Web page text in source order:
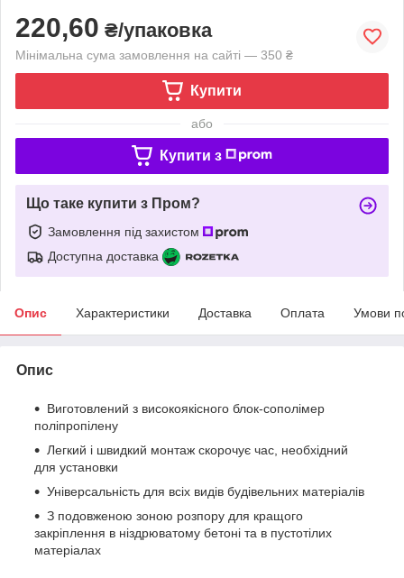
220,60 ₴/упаковка
Мінімальна сума замовлення на сайті — 350 ₴
Купити
або
Купити з
Що таке купити з Пром?
Замовлення під захистом
Доступна доставка
Опис Характеристики Доставка Оплата Умови
Опис
Виготовлений з високоякісного блок-сополімер
поліпропілену
Легкий і швидкий монтаж скорочує час, необхідний
для установки
Універсальність для всіх видів будівельних матеріалів
З подовженою зоною розпору для кращого
закріплення в ніздрюватому бетоні та в пустотілих
матеріалах